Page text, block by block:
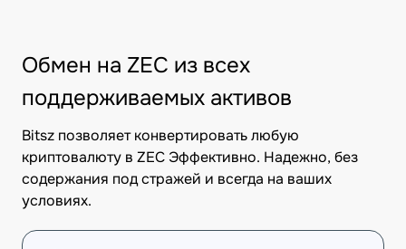
Обмен на ZEC из всех
поддерживаемых активов
Bitsz позволяет конвертировать любую
криптовалюту в ZEC Эффективно. Надежно, без
содержания под стражей и всегда на ваших
условиях.